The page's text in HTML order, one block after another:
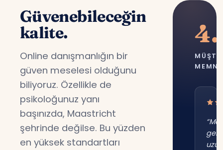
Güvenebileceğin
kalite.
Online danışmanlığın bir
güven meselesi olduğunu
biliyoruz. Özellikle de
psikoloğunuz yanı
başınızda, Maastricht
şehrinde değilse. Bu yüzden
en yüksek standartları
uzun